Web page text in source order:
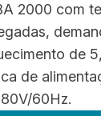
2000 com
de
de
60Hz.